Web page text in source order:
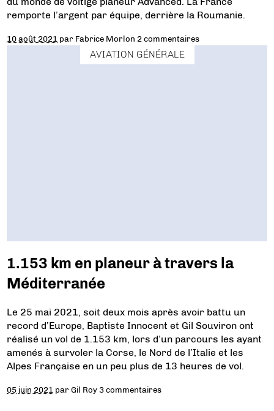
remporte l’argent par équipe, derrière la Roumanie.
10 août 2021 par Fabrice Morlon 2 commentaires
AVIATION GÉNÉRALE
1.153 km en planeur à travers la
Méditerranée
Le 25 mai 2021, soit deux mois après avoir battu un
record d’Europe, Baptiste Innocent et Gil Souviron ont
réalisé un vol de 1.153 km, lors d’un parcours les ayant
amenés à survoler la Corse, le Nord de l’Italie et les
Alpes Française en un peu plus de 13 heures de vol.
05 juin 2021 parGil Roy 3 commentaires